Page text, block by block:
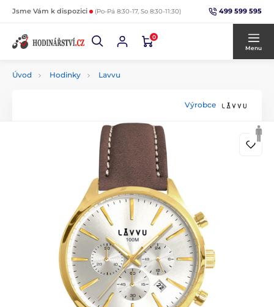
Jsme Vám k dispozici (Po-Pá 8:30-17, So 8:30-11:30) 499 599 595
0
Menu
Úvod Hodinky Lavvu
Výrobce